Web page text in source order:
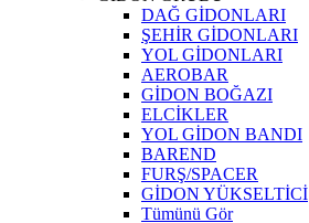
DAĞ GİDONLARI
ŞEHİR GİDONLARI
YOL GİDONLARI
AEROBAR
GİDON BOĞAZI
ELCİKLER
YOL GİDON BANDI
BAREND
FURŞ/SPACER
GİDON YÜKSELTİCİ
Tümünü Gör